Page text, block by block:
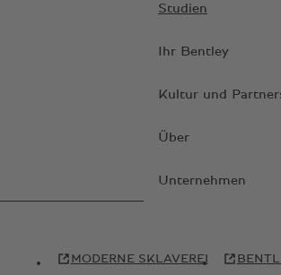
Studien
Ihr Bentley
Kultur und
Über
Unternehmen
MODERNE SKLAVEREI